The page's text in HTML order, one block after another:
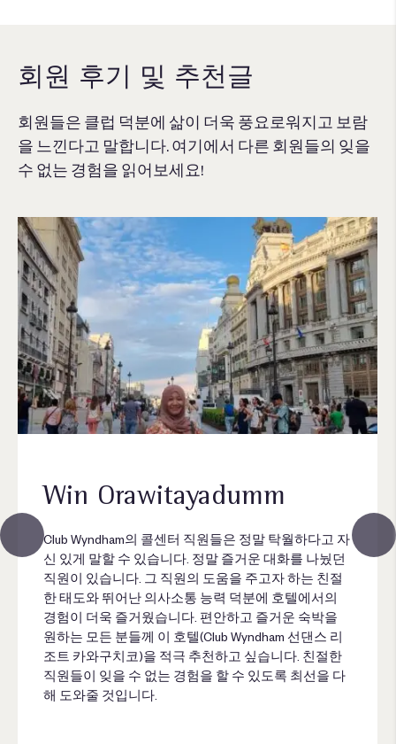
Win Orawitayadumm
Club Wyndham의 콜센터 직원들은 정말 탁월하다고 자
신 있게 말할 수 있습니다. 정말 즐거운 대화를 나눴던
직원이 있습니다. 그 직원의 도움을 주고자 하는 친절
한 태도와 뛰어난 의사소통 능력 덕분에 호텔에서의
경험이 더욱 즐거웠습니다. 편안하고 즐거운 숙박을
원하는 모든 분들께 이 호텔(Club Wyndham 선댄스 리
조트 카와구치코)을 적극 추천하고 싶습니다. 친절한
직원들이 잊을 수 없는 경험을 할 수 있도록 최선을 다
해 도와줄 것입니다.
회원 후기 및 추천글
회원들은 클럽 덕분에 삶이 더욱 풍요로워지고 보람
을 느낀다고 말합니다. 여기에서 다른 회원들의 잊을
수 없는 경험을 읽어보세요!